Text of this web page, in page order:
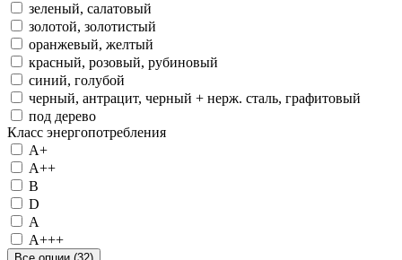
зеленый, салатовый
золотой, золотистый
оранжевый, желтый
красный, розовый, рубиновый
синий, голубой
черный, антрацит, черный + нерж. сталь, графитовый
под дерево
Класс энергопотребления
А+
А++
B
D
А
А+++